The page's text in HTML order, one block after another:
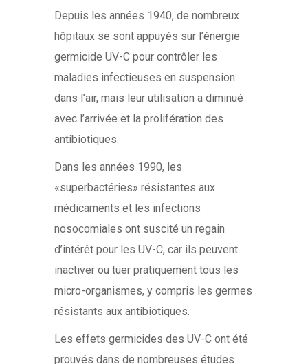
Depuis les années 1940, de nombreux
hôpitaux se sont appuyés sur l’énergie
germicide UV-C pour contrôler les
maladies infectieuses en suspension
dans l’air, mais leur utilisation a diminué
avec l’arrivée et la prolifération des
antibiotiques.
Dans les années 1990, les
«superbactéries» résistantes aux
médicaments et les infections
nosocomiales ont suscité un regain
d’intérêt pour les UV-C, car ils peuvent
inactiver ou tuer pratiquement tous les
micro-organismes, y compris les germes
résistants aux antibiotiques.
Les effets germicides des UV-C ont été
prouvés dans de nombreuses études